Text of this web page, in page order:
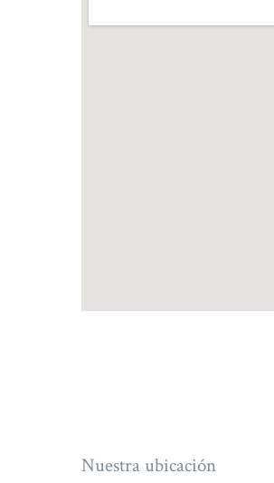
Nuestra ubicación